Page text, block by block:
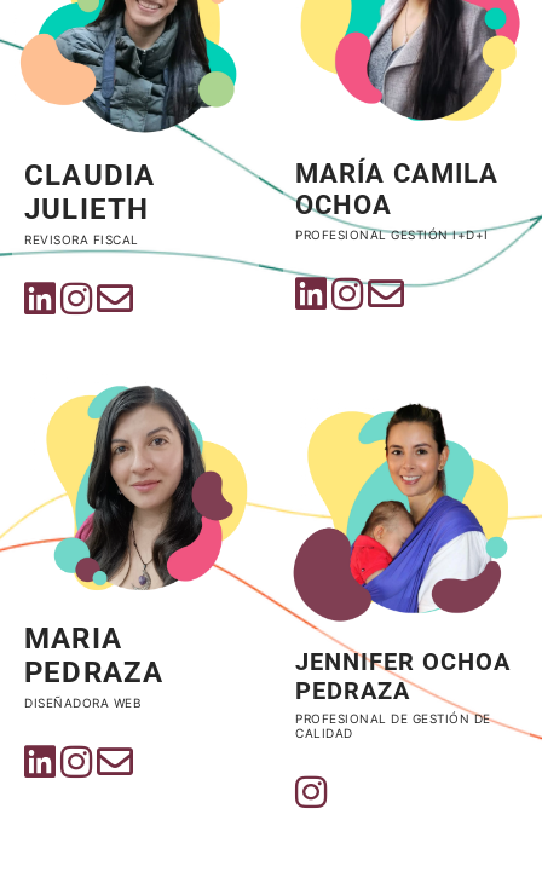
CLAUDIA
JULIETH
REVISORA FISCAL
MARÍA CAMILA
OCHOA
PROFESIONAL GESTIÓN I+D+I
MARIA
PEDRAZA
DISEÑADORA WEB
JENNIFER OCHOA
PEDRAZA
PROFESIONAL DE GESTIÓN DE
CALIDAD